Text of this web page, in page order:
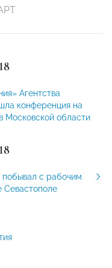
Агентства
конференция на
Московской области
с рабочим
Севастополе